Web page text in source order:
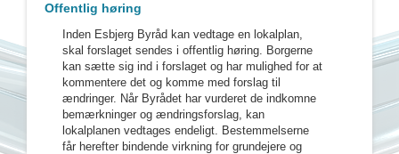
Offentlig høring
Inden Esbjerg Byråd kan vedtage en lokalplan,
skal forslaget sendes i offentlig høring. Borgerne
kan sætte sig ind i forslaget og har mulighed for at
kommentere det og komme med forslag til
ændringer. Når Byrådet har vurderet de indkomne
bemærkninger og ændringsforslag, kan
lokalplanen vedtages endeligt. Bestemmelserne
får herefter bindende virkning for grundejere og